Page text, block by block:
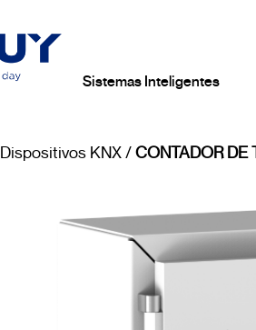
Sistemas Inteligentes
Dispositivos KNX/CONTADOR DE